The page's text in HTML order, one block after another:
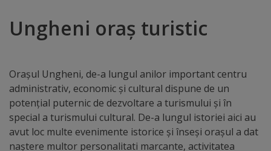
brand
înfrățite
Distincții
Cetățeni
Ungheni oraș turistic
Oraşul Ungheni, de-a lungul anilor important centru
administrativ, economic şi cultural dispune de un
potenţial puternic de dezvoltare a turismului şi în
special a turismului cultural. De-a lungul istoriei aici au
avut loc multe evenimente istorice şi înseşi oraşul a dat
naştere multor personalitati marcante, activitatea